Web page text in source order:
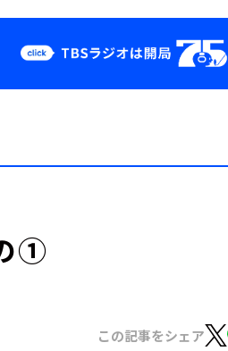
YouTube
①
この記事をシェア